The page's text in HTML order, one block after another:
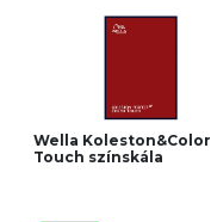
Wella Koleston&Color
Touch színskála